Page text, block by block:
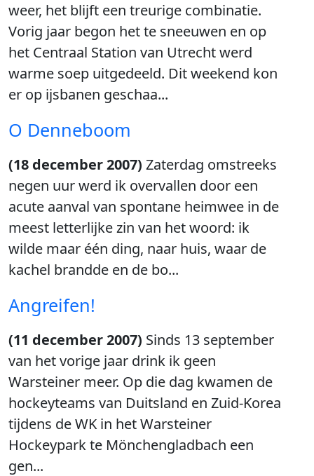
weer, het blijft een treurige combinatie.
Vorig jaar begon het te sneeuwen en op
het Centraal Station van Utrecht werd
warme soep uitgedeeld. Dit weekend kon
er op ijsbanen geschaa...
O Denneboom
(18 december 2007) Zaterdag omstreeks
negen uur werd ik overvallen door een
acute aanval van spontane heimwee in de
meest letterlijke zin van het woord: ik
wilde maar één ding, naar huis, waar de
kachel brandde en de bo...
Angreifen!
(11 december 2007) Sinds 13 september
van het vorige jaar drink ik geen
Warsteiner meer. Op die dag kwamen de
hockeyteams van Duitsland en Zuid-Korea
tijdens de WK in het Warsteiner
Hockeypark te Mönchengladbach een
gen...